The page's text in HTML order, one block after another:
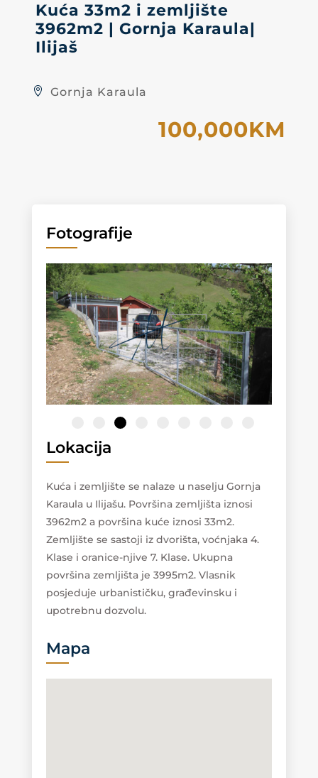
Kuća 33m2 i zemljište
3962m2 | Gornja Karaula|
Ilijaš
Gornja Karaula
100,000KM
Fotografije
Lokacija
Kuća i zemljište se nalaze u naselju Gornja
Karaula u Ilijašu. Površina zemljišta iznosi
3962m2 a površina kuće iznosi 33m2.
Zemljište se sastoji iz dvorišta, voćnjaka 4.
Klase i oranice-njive 7. Klase. Ukupna
površina zemljišta je 3995m2. Vlasnik
posjeduje urbanističku, građevinsku i
upotrebnu dozvolu.
Mapa